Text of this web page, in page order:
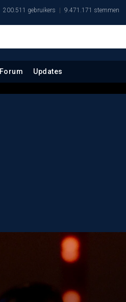
200.511 gebruikers 9.471.171 stemmen
Forum Updates